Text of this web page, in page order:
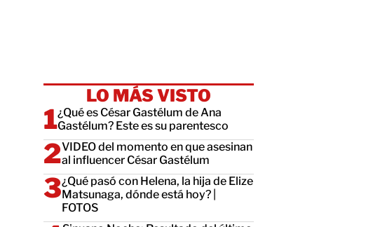
LO MÁS VISTO
¿Qué es César Gastélum de Ana
Gastélum? Este es su parentesco
VIDEO del momento en que asesinan
al influencer César Gastélum
¿Qué pasó con Helena, la hija de Elize
Matsunaga, dónde está hoy? |
FOTOS